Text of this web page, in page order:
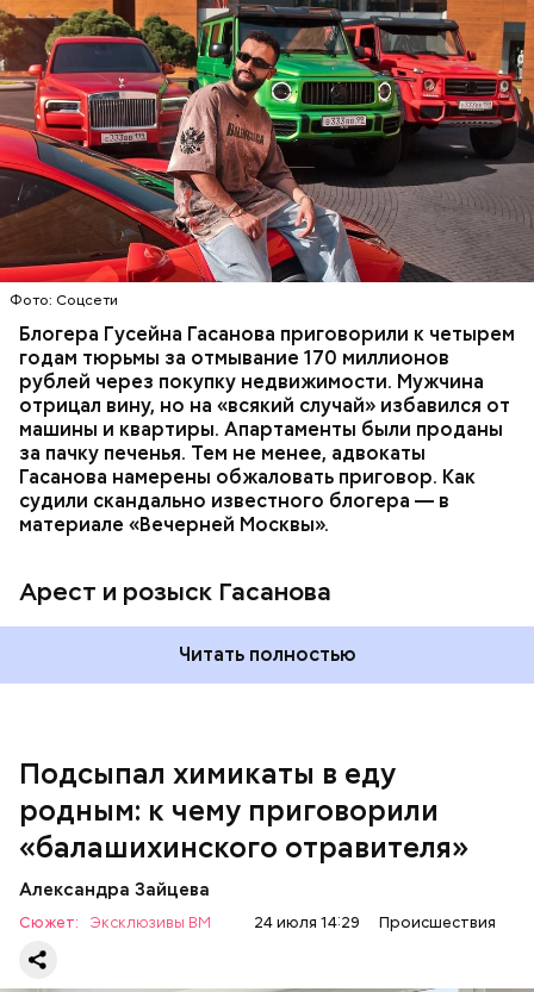
Фото: Соцсети
Блогера Гусейна Гасанова приговорили к четырем
годам тюрьмы за отмывание 170 миллионов
рублей через покупку недвижимости. Мужчина
отрицал вину, но на «всякий случай» избавился от
машины и квартиры. Апартаменты были проданы
за пачку печенья. Тем не менее, адвокаты
Гасанова намерены обжаловать приговор. Как
судили скандально известного блогера — в
материале «Вечерней Москвы».
Арест и розыск Гасанова
В мае 2025 года МВД РФ объявило в
международный розыскблогера Гусейна Гасанова.
В его отношении возбудили уголовное дело о
неуплате налогов и легализации преступных
доходов в особо крупном размере. В тот же день
мужчину заочно арестовали.
Фото: База розыска МВД РФ
Читать полностью
НАЛОГИ ПОИСК ЛЮДЕЙ ДЕНЬГИ
МВД
ГАСАН ГУСЕЙНОВ
Подсыпал химикаты в еду
родным: к чему приговорили
«балашихинского отравителя»
Александра Зайцева
Сюжет: Эксклюзивы ВМ 24 июля 14:29 Происшествия
Play
Video
Началось расследование. В квартире потерпевших
Также отравленную пищу ела его младшая сестра.
Молодого человека задержали. На первом же
допросе он признался, что планировал отравить
только отчима. Тогда следователи посчитали, что
мотивом преступления была квартира родителей,
которая в случае их смерти перешла бы сыну. Но
спустя несколько дней Миссюра заявил, что ранее
уже травил других людей.